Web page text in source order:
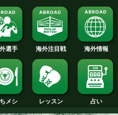
新人王 ランキング